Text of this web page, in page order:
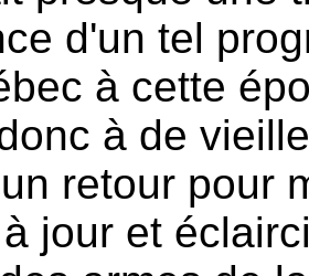
d'un tel
à cette
à de
retour pour
jour et